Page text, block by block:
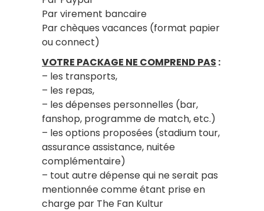
Par virement bancaire
Par chèques vacances (format papier
ou connect)
VOTRE PACKAGE NE COMPREND PAS :
– les transports,
– les repas,
– les dépenses personnelles (bar,
fanshop, programme de match, etc.)
– les options proposées (stadium tour,
assurance assistance, nuitée
complémentaire)
– tout autre dépense qui ne serait pas
mentionnée comme étant prise en
charge par The Fan Kultur